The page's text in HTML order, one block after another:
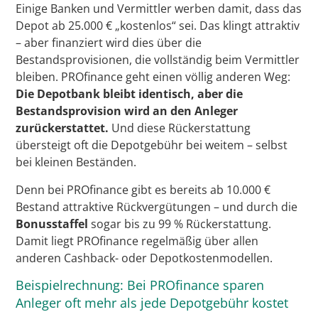
Einige Banken und Vermittler werben damit, dass das
Depot ab 25.000 € „kostenlos“ sei. Das klingt attraktiv
– aber finanziert wird dies über die
Bestandsprovisionen, die vollständig beim Vermittler
bleiben. PROfinance geht einen völlig anderen Weg:
Die Depotbank bleibt identisch, aber die
Bestandsprovision wird an den Anleger
zurückerstattet. Und diese Rückerstattung
übersteigt oft die Depotgebühr bei weitem – selbst
bei kleinen Beständen.
Denn bei PROfinance gibt es bereits ab 10.000 €
Bestand attraktive Rückvergütungen – und durch die
Bonusstaffel sogar bis zu 99 % Rückerstattung.
Damit liegt PROfinance regelmäßig über allen
anderen Cashback- oder Depotkostenmodellen.
Beispielrechnung: Bei PROfinance sparen
Anleger oft mehr als jede Depotgebühr kostet